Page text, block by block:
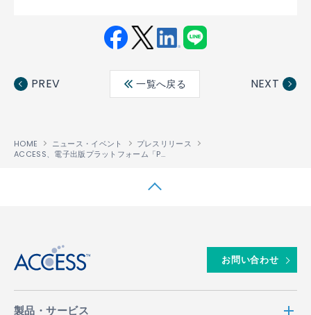
ebo ter
edin
PREV 一覧へ戻る NEXT
HOME ニュース・イベント
プレスリリース
ACCESS、電子出版プラットフォーム「PUBLUS
お問い合わせ
製品・サービス